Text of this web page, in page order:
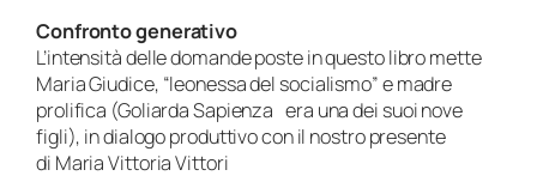
Confronto generativo
L’intensità delle domande poste in questo libro mette
Maria Giudice, “leonessa del socialismo” e madre
prolifica (Goliarda Sapienza era una dei suoi nove
figli), in dialogo produttivo con il nostro presente
di Maria Vittoria Vittori